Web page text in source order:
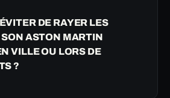
DE RAYER LES
ASTON MARTIN
VILLE OU LORS DE
?